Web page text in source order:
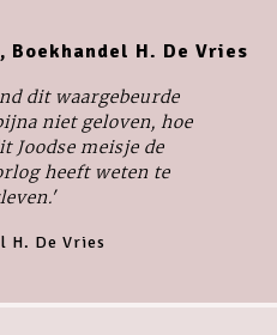
Boekhandel H. De Vries
dit waargebeurde
niet geloven, hoe
Joodse meisje de
heeft weten te
H. De Vries